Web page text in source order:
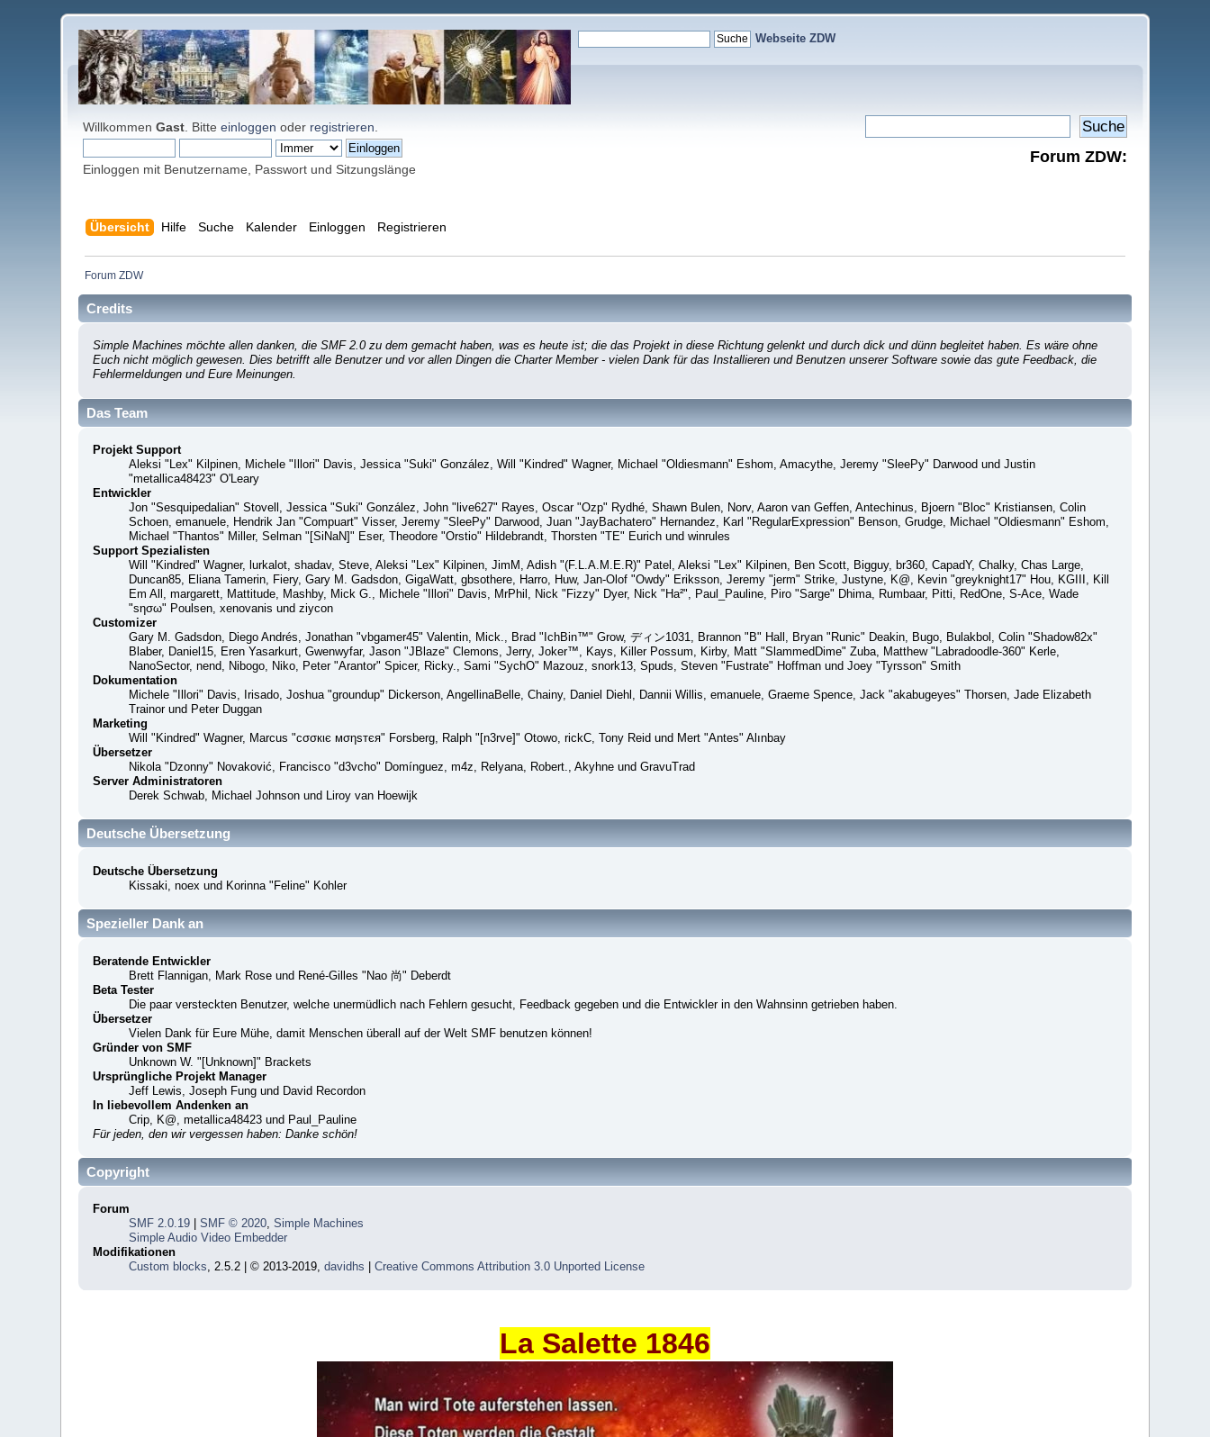
Webseite ZDW
WillkommenGast . Bitteeinloggen oder registrieren
Einloggen mit Benutzername, Passwort und Sitzungslänge
Forum ZDW:
Übersicht Hilfe Suche Kalender Einloggen Registrieren
Forum ZDW
Credits
Simple Machines möchte allen danken, die SMF 2.0 zu dem gemacht haben, was es heute ist; die das Projekt in diese Richtung gelenkt und durch dick und dünn begleitet haben. Es wäre ohne
Euch nicht möglich gewesen. Dies betrifft alle Benutzer und vor allen Dingen die Charter Member - vielen Dank für das Installieren und Benutzen unserer Software sowie das gute Feedback, die
Fehlermeldungen und Eure Meinungen.
Das Team
Projekt Support
Aleksi "Lex" Kilpinen, Michele "Illori" Davis, Jessica "Suki" González, Will "Kindred" Wagner, Michael "Oldiesmann" Eshom, Amacythe, Jeremy "SleePy" Darwood und Justin
"metallica48423" O'Leary
Entwickler
Jon "Sesquipedalian" Stovell, Jessica "Suki" González, John "live627" Rayes, Oscar "Ozp" Rydhé, Shawn Bulen, Norv, Aaron van Geffen, Antechinus, Bjoern "Bloc" Kristiansen, Colin
Schoen, emanuele, Hendrik Jan "Compuart" Visser, Jeremy "SleePy" Darwood, Juan "JayBachatero" Hernandez, Karl "RegularExpression" Benson, Grudge, Michael "Oldiesmann" Eshom,
Michael "Thantos" Miller, Selman "[SiNaN]" Eser, Theodore "Orstio" Hildebrandt, Thorsten "TE" Eurich und winrules
Support Spezialisten
Will "Kindred" Wagner, lurkalot, shadav, Steve, Aleksi "Lex" Kilpinen, JimM, Adish "(F.L.A.M.E.R)" Patel, Aleksi "Lex" Kilpinen, Ben Scott, Bigguy, br360, CapadY, Chalky, Chas Large,
Duncan85, Eliana Tamerin, Fiery, Gary M. Gadsdon, GigaWatt, gbsothere, Harro, Huw, Jan-Olof "Owdy" Eriksson, Jeremy "jerm" Strike, Justyne, K@, Kevin "greyknight17" Hou, KGIII, Kill
Em All, margarett, Mattitude, Mashby, Mick G., Michele "Illori" Davis, MrPhil, Nick "Fizzy" Dyer, Nick "Ha²", Paul_Pauline, Piro "Sarge" Dhima, Rumbaar, Pitti, RedOne, S-Ace, Wade
"sησω" Poulsen, xenovanis und ziycon
Customizer
Gary M. Gadsdon, Diego Andrés, Jonathan "vbgamer45" Valentin, Mick., Brad "IchBin™" Grow, ディン1031, Brannon "B" Hall, Bryan "Runic" Deakin, Bugo, Bulakbol, Colin "Shadow82x"
Blaber, Daniel15, Eren Yasarkurt, Gwenwyfar, Jason "JBlaze" Clemons, Jerry, Joker™, Kays, Killer Possum, Kirby, Matt "SlammedDime" Zuba, Matthew "Labradoodle-360" Kerle,
NanoSector, nend, Nibogo, Niko, Peter "Arantor" Spicer, Ricky., Sami "SychO" Mazouz, snork13, Spuds, Steven "Fustrate" Hoffman und Joey "Tyrsson" Smith
Dokumentation
Michele "Illori" Davis, Irisado, Joshua "groundup" Dickerson, AngellinaBelle, Chainy, Daniel Diehl, Dannii Willis, emanuele, Graeme Spence, Jack "akabugeyes" Thorsen, Jade Elizabeth
Trainor und Peter Duggan
Marketing
Will "Kindred" Wagner, Marcus "cσσкιє мσηѕтєя" Forsberg, Ralph "[n3rve]" Otowo, rickC, Tony Reid und Mert "Antes" Alınbay
Übersetzer
Nikola "Dzonny" Novaković, Francisco "d3vcho" Domínguez, m4z, Relyana, Robert., Akyhne und GravuTrad
Server Administratoren
Derek Schwab, Michael Johnson und Liroy van Hoewijk
Deutsche Übersetzung
Deutsche Übersetzung
Kissaki, noex und Korinna "Feline" Kohler
Spezieller Dank an
Beratende Entwickler
Brett Flannigan, Mark Rose und René-Gilles "Nao 尚" Deberdt
Beta Tester
Die paar versteckten Benutzer, welche unermüdlich nach Fehlern gesucht, Feedback gegeben und die Entwickler in den Wahnsinn getrieben haben.
Übersetzer
Vielen Dank für Eure Mühe, damit Menschen überall auf der Welt SMF benutzen können!
Gründer von SMF
Unknown W. "[Unknown]" Brackets
Ursprüngliche Projekt Manager
Jeff Lewis, Joseph Fung und David Recordon
In liebevollem Andenken an
Crip, K@, metallica48423 und Paul_Pauline
Für jeden, den wir vergessen haben: Danke schön!
Copyright
Forum
SMF 2.0.19| SMF © 2020, Simple Machines
Simple Audio Video Embedder
Modifikationen
Custom blocks, 2.5.2 | © 2013-2019, davidhs Creative Commons Attribution 3.0 Unported License
La Salette 1846